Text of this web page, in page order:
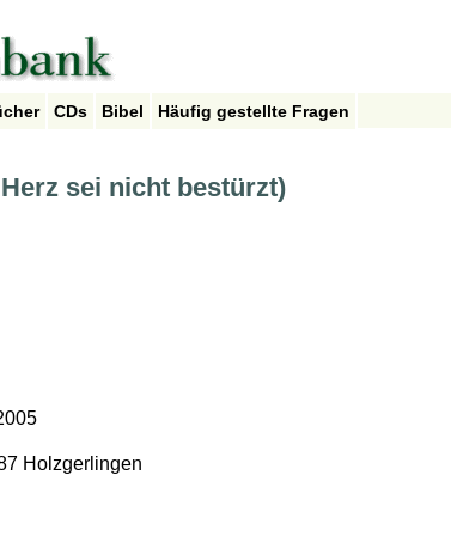
CDs Bibel Häufig gestellte Fragen
sei nicht bestürzt)
Holzgerlingen